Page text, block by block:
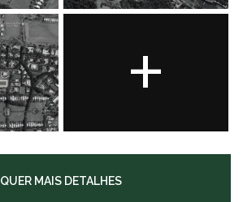
+
QUER MAIS DETALHES